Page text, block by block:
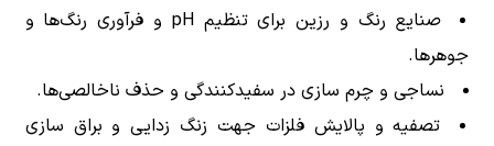
صنایع رنگ و رزین برای تنظیم pH و فرآوری رنگ‌ها و
جوهرها.
نساجی و چرم سازی در سفیدکنندگی و حذف ناخالصی‌ها.
تصفیه و پالایش فلزات جهت زنگ زدایی و براق سازی